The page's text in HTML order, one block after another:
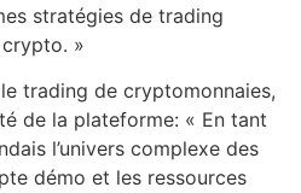
stratégies de trading
crypto. »
trading de cryptomonnaies,
de la plateforme: « En tant
l’univers complexe des
démo et les ressources